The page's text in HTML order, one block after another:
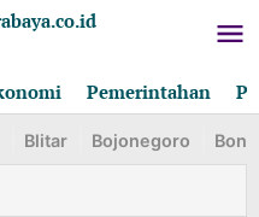
Pemerintahan
Blitar Bojonegoro